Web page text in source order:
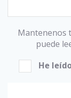
Mantenenos
puede
He